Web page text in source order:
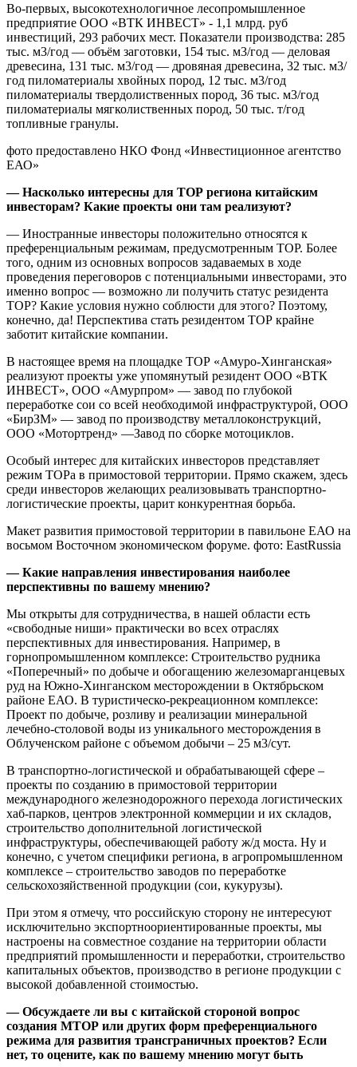
Во-первых, высокотехнологичное лесопромышленное
предприятие ООО «ВТК ИНВЕСТ» - 1,1 млрд. руб
инвестиций, 293 рабочих мест. Показатели производства: 285
тыс. м3/год — объём заготовки, 154 тыс. м3/год — деловая
древесина, 131 тыс. м3/год — дровяная древесина, 32 тыс. м3/
год пиломатериалы хвойных пород, 12 тыс. м3/год
пиломатериалы твердолиственных пород, 36 тыс. м3/год
пиломатериалы мягколиственных пород, 50 тыс. т/год
топливные гранулы.
фото предоставлено НКО Фонд «Инвестиционное агентство
ЕАО»
— Насколько интересны для ТОР региона китайским
инвесторам? Какие проекты они там реализуют?
— Иностранные инвесторы положительно относятся к
преференциальным режимам, предусмотренным ТОР. Более
того, одним из основных вопросов задаваемых в ходе
проведения переговоров с потенциальными инвесторами, это
именно вопрос — возможно ли получить статус резидента
ТОР? Какие условия нужно соблюсти для этого? Поэтому,
конечно, да! Перспектива стать резидентом ТОР крайне
заботит китайские компании.
В настоящее время на площадке ТОР «Амуро-Хинганская»
реализуют проекты уже упомянутый резидент ООО «ВТК
ИНВЕСТ», ООО «Амурпром» — завод по глубокой
переработке сои со всей необходимой инфраструктурой, ООО
«БирЗМ» — завод по производству металлоконструкций,
ООО «Мотортренд» —Завод по сборке мотоциклов.
Особый интерес для китайских инвесторов представляет
режим ТОРа в примостовой территории. Прямо скажем, здесь
среди инвесторов желающих реализовывать транспортно-
логистические проекты, царит конкурентная борьба.
Макет развития примостовой территории в павильоне ЕАО на
восьмом Восточном экономическом форуме. фото: EastRussia
— Какие направления инвестирования наиболее
перспективны по вашему мнению?
Мы открыты для сотрудничества, в нашей области есть
«свободные ниши» практически во всех отраслях
перспективных для инвестирования. Например, в
горнопромышленном комплексе: Строительство рудника
«Поперечный» по добыче и обогащению железомарганцевых
руд на Южно-Хинганском месторождении в Октябрьском
районе ЕАО. В туристическо-рекреационном комплексе:
Проект по добыче, розливу и реализации минеральной
лечебно-столовой воды из уникального месторождения в
Облученском районе с объемом добычи – 25 м3/сут.
В транспортно-логистической и обрабатывающей сфере –
проекты по созданию в примостовой территории
международного железнодорожного перехода логистических
хаб-парков, центров электронной коммерции и их складов,
строительство дополнительной логистической
инфраструктуры, обеспечивающей работу ж/д моста. Ну и
конечно, с учетом специфики региона, в агропромышленном
комплексе – строительство заводов по переработке
сельскохозяйственной продукции (сои, кукурузы).
При этом я отмечу, что российскую сторону не интересуют
исключительно экспортноориентированные проекты, мы
настроены на совместное создание на территории области
предприятий промышленности и переработки, строительство
капитальных объектов, производство в регионе продукции с
высокой добавленной стоимостью.
— Обсуждаете ли вы с китайской стороной вопрос
создания МТОР или других форм преференциального
режима для развития трансграничных проектов? Если
нет, то оцените, как по вашему мнению могут быть